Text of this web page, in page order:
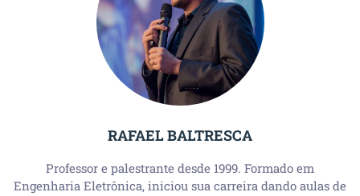
RAFAEL BALTRESCA
Professor e palestrante desde 1999. Formado em
Engenharia Eletrônica, iniciou sua carreira dando aulas de